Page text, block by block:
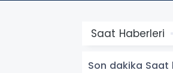
Saat Haberleri
Son dakika Saat